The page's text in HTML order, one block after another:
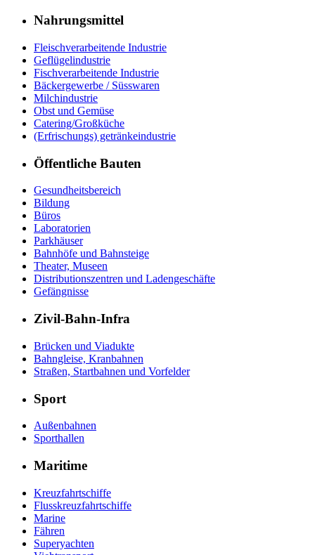
Nahrungsmittel
Fleischverarbeitende Industrie
Geflügelindustrie
Fischverarbeitende Industrie
Bäckergewerbe / Süsswaren
Milchindustrie
Obst und Gemüse
Catering/Großküche
(Erfrischungs) getränkeindustrie
Öffentliche Bauten
Gesundheitsbereich
Bildung
Büros
Laboratorien
Parkhäuser
Bahnhöfe und Bahnsteige
Theater, Museen
Distributionszentren und Ladengeschäfte
Gefängnisse
Zivil-Bahn-Infra
Brücken und Viadukte
Bahngleise, Kranbahnen
Straßen, Startbahnen und Vorfelder
Sport
Außenbahnen
Sporthallen
Maritime
Kreuzfahrtschiffe
Flusskreuzfahrtschiffe
Marine
Fähren
Superyachten